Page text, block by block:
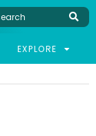
EXPLORE